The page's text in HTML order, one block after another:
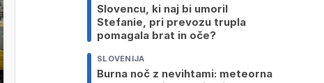
Slovencu, ki naj bi umoril
Stefanie, pri prevozu trupla
pomagala brat in oče?
SLOVENIJA
Burna noč z nevihtami: meteorna